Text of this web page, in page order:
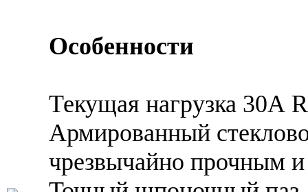
Особенности
Текущая нагрузка 30А
Армированный
чрезвычайно прочным